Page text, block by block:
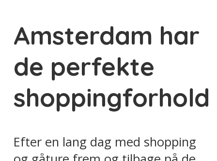
Amsterdam har
de perfekte
shoppingforhold
Efter en lang dag med shopping